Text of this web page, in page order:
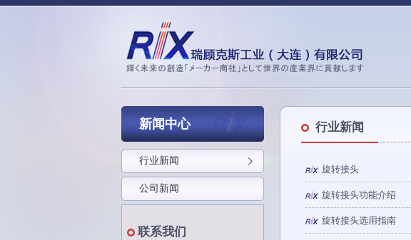
新闻中心
行业新闻
公司新闻
联系我们
行业新闻
旋转接头
旋转接头功能介绍
旋转接头选用指南